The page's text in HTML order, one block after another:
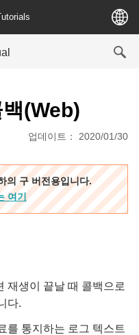
(Web)
업데이트： 2020/01/30
의 구 버전용입니다.
여기
재생이 끝날 때 콜백으로
다.
를 통지하는 로그 텍스트